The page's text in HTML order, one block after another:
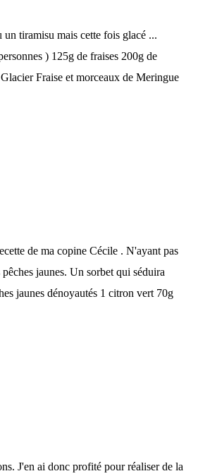
tiramisu mais cette fois glacé ...
) 125g de fraises 200g de
Fraise et morceaux de Meringue
de ma copine Cécile . N'ayant pas
jaunes. Un sorbet qui séduira
jaunes dénoyautés 1 citron vert 70g
J'en ai donc profité pour réaliser de la